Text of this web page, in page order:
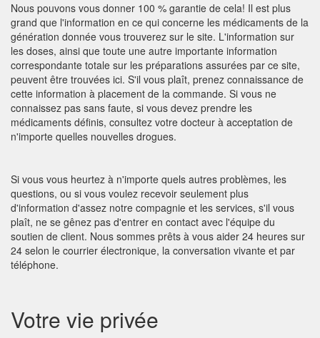
Nous pouvons vous donner 100 % garantie de cela! Il est plus
grand que l'information en ce qui concerne les médicaments de la
génération donnée vous trouverez sur le site. L'information sur
les doses, ainsi que toute une autre importante information
correspondante totale sur les préparations assurées par ce site,
peuvent être trouvées ici. S'il vous plaît, prenez connaissance de
cette information à placement de la commande. Si vous ne
connaissez pas sans faute, si vous devez prendre les
médicaments définis, consultez votre docteur à acceptation de
n'importe quelles nouvelles drogues.
Si vous vous heurtez à n'importe quels autres problèmes, les
questions, ou si vous voulez recevoir seulement plus
d'information d'assez notre compagnie et les services, s'il vous
plaît, ne se gênez pas d'entrer en contact avec l'équipe du
soutien de client. Nous sommes prêts à vous aider 24 heures sur
24 selon le courrier électronique, la conversation vivante et par
téléphone.
Votre vie privée